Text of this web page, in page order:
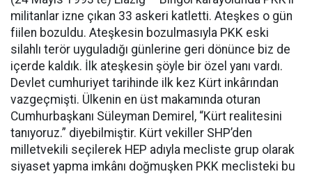
militanlar izne çıkan 33 askeri katletti. Ateşkes o gün
fiilen bozuldu. Ateşkesin bozulmasıyla PKK eski
silahlı terör uyguladığı günlerine geri dönünce biz de
içerde kaldık. İlk ateşkesin şöyle bir özel yanı vardı.
Devlet cumhuriyet tarihinde ilk kez Kürt inkârından
vazgeçmişti. Ülkenin en üst makamında oturan
Cumhurbaşkanı Süleyman Demirel, “Kürt realitesini
tanıyoruz.” diyebilmiştir. Kürt vekiller SHP’den
milletvekili seçilerek HEP adıyla mecliste grup olarak
siyaset yapma imkânı doğmuşken PKK meclisteki bu